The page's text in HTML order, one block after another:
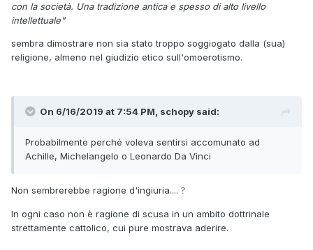
con la società. Una tradizione antica e spesso di alto livello
intellettuale"
sembra dimostrare non sia stato troppo soggiogato dalla (sua)
religione, almeno nel giudizio etico sull'omoerotismo.
On 6/16/2019 at 7:54 PM, schopy said:
Probabilmente perché voleva sentirsi accomunato ad
Achille, Michelangelo o Leonardo Da Vinci
Non sembrerebbe ragione d'ingiuria.... ?
In ogni caso non è ragione di scusa in un ambito dottrinale
strettamente cattolico, cui pure mostrava aderire.